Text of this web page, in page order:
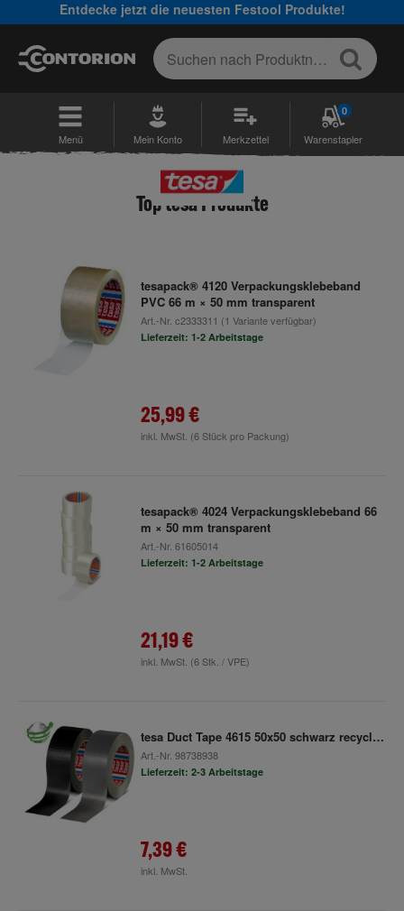
Entdecke jetzt die neuesten Festool Produkte!
Menü Mein Konto Merkzettel
0
Warenstapler
Top tesa Produkte
tesapack® 4120 Verpackungsklebeband
PVC 66 m × 50 mm transparent
Art.-Nr. c2333311 (1 Variante verfügbar)
Lieferzeit: 1-2 Arbeitstage
25,99 €
inkl. MwSt. (6 Stück pro Packung)
tesapack® 4024 Verpackungsklebeband 66
m × 50 mm transparent
Art.-Nr. 61605014
Lieferzeit: 1-2 Arbeitstage
21,19 €
inkl. MwSt. (6 Stk. / VPE)
tesa Duct Tape 4615 50x50 schwarz recycled
Art.-Nr. 98738938
Lieferzeit: 2-3 Arbeitstage
7,39 €
inkl. MwSt.